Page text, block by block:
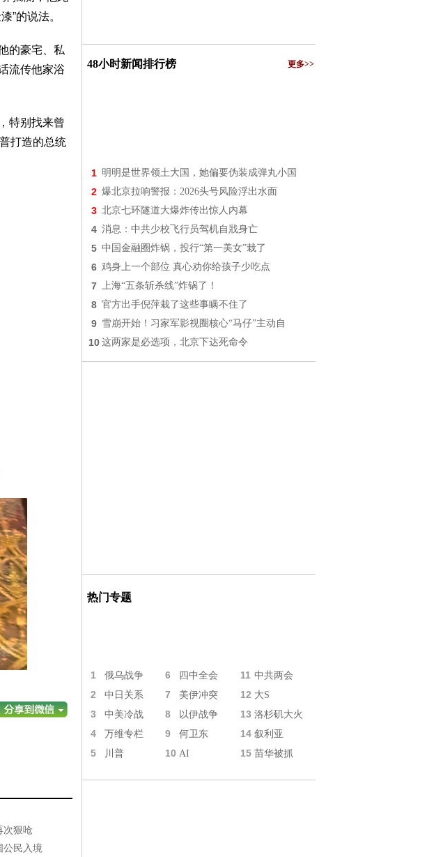
”的说法。
的豪宅、私
流传他家浴
特别找来曾
打造的总统
次狠呛
公民入境
48小时新闻排行榜 更多>>
1 明明是世界领土大国，她偏要伪装成弹丸小国
2 爆北京拉响警报：2026头号风险浮出水面
3 北京七环隧道大爆炸传出惊人内幕
4 消息：中共少校飞行员驾机自戕身亡
5 中国金融圈炸锅，投行“第一美女”栽了
6 鸡身上一个部位 真心劝你给孩子少吃点
7 上海“五条斩杀线”炸锅了！
8 官方出手倪萍栽了这些事瞒不住了
9 雪崩开始！习家军影视圈核心“马仔”主动自
10 这两家是必选项，北京下达死命令
热门专题
1 俄乌战争 6 四中全会 11 中共两会
2 中日关系 7 美伊冲突 12 大S
3 中美冷战 8 以伊战争 13 洛杉矶大火
4 万维专栏 9 何卫东 14 叙利亚
5 川普 10 AI 15 苗华被抓